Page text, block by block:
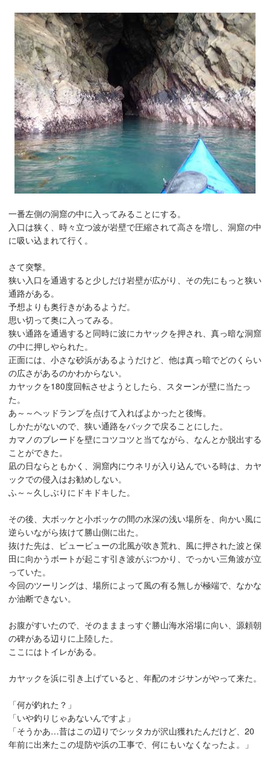
一番左側の洞窟の中に入ってみることにする。
入口は狭く、時々立つ波が岩壁で圧縮されて高さを増し、洞窟の中
に吸い込まれて行く。
さて突撃。
狭い入口を通過すると少しだけ岩壁が広がり、その先にもっと狭い
通路がある。
予想よりも奥行きがあるようだ。
思い切って奥に入ってみる。
狭い通路を通過すると同時に波にカヤックを押され、真っ暗な洞窟
の中に押しやられた。
正面には、小さな砂浜があるようだけど、他は真っ暗でどのくらい
の広さがあるのかわからない。
カヤックを180度回転させようとしたら、スターンが壁に当たっ
た。
あ～～ヘッドランプを点けて入ればよかったと後悔。
しかたがないので、狭い通路をバックで戻ることにした。
カマノのブレードを壁にコツコツと当てながら、なんとか脱出する
ことができた。
凪の日ならともかく、洞窟内にウネリが入り込んでいる時は、カヤ
ックでの侵入はお勧めしない。
ふ～～久しぶりにドキドキした。
その後、大ボッケと小ボッケの間の水深の浅い場所を、向かい風に
逆らいながら抜けて勝山側に出た。
抜けた先は、ビュービューの北風が吹き荒れ、風に押された波と保
田に向かうボートが起こす引き波がぶつかり、でっかい三角波が立
っていた。
今回のツーリングは、場所によって風の有る無しが極端で、なかな
か油断できない。
お腹がすいたので、そのまままっすぐ勝山海水浴場に向い、源頼朝
の碑がある辺りに上陸した。
ここにはトイレがある。
カヤックを浜に引き上げていると、年配のオジサンがやって来た。
「何が釣れた？」
「いや釣りじゃあないんですよ」
「そうかあ…昔はこの辺りでシッタカが沢山獲れたんだけど、20
年前に出来たこの堤防や浜の工事で、何にもいなくなったよ。」